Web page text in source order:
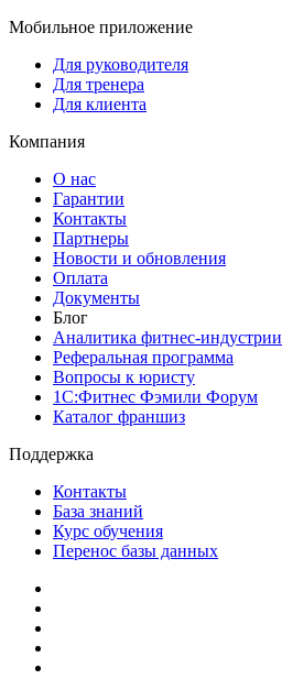
Мобильное приложение
Для руководителя
Для тренера
Для клиента
Компания
О нас
Гарантии
Контакты
Партнеры
Новости и обновления
Оплата
Документы
Блог
Аналитика фитнес-индустрии
Реферальная программа
Вопросы к юристу
1С:Фитнес Фэмили Форум
Каталог франшиз
Поддержка
Контакты
База знаний
Курс обучения
Перенос базы данных